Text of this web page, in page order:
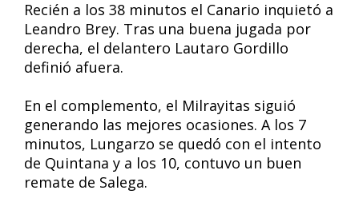
Recién a los 38 minutos el Canario inquietó a
Leandro Brey. Tras una buena jugada por
derecha, el delantero Lautaro Gordillo
definió afuera.
En el complemento, el Milrayitas siguió
generando las mejores ocasiones. A los 7
minutos, Lungarzo se quedó con el intento
de Quintana y a los 10, contuvo un buen
remate de Salega.